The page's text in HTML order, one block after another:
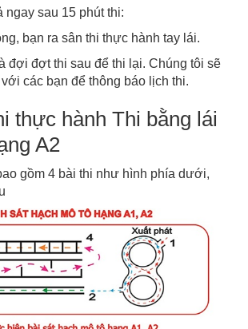
ngay sau 15 phút thi:
bạn ra sân thi thực hành tay lái.
đợi đợt thi sau để thi lại. Chúng tôi sẽ
các bạn để thông báo lịch thi.
thực hành Thi bằng lái
A2
gồm 4 bài thi như hình phía dưới,